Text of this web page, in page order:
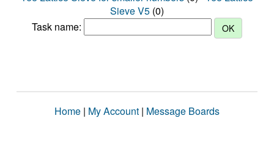
Sieve V5 (0)
Task name:
Home | My Account | Message Boards